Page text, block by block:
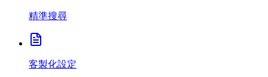
精準搜尋
客製化設定